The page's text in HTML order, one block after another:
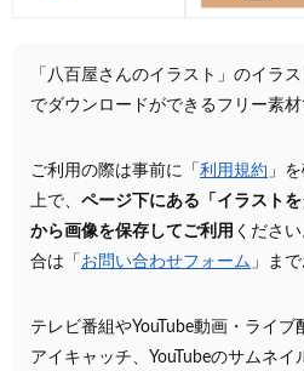
「八百屋さんのイラスト」のイラ
でダウンロードができるフリー素材
ご利用の際は事前に「 利用規約 」
上で、 ページ下にある「イラスト
から画像を保存してご利用 くださ
合は「 お問い合わせフォーム 」ま
テレビ番組やYouTube動画・ライ
アイキャッチ、YouTubeのサムネ